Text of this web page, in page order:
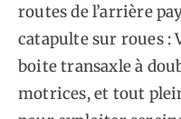
routes de l’arrière
catapulte sur roues :
boite transaxle à
motrices, et tout